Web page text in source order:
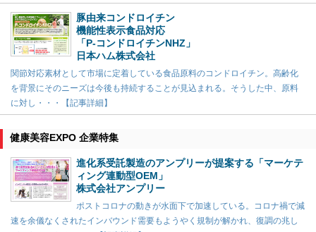
豚由来コンドロイチン
機能性表示食品対応
「P-コンドロイチンNHZ」
日本ハム株式会社
関節対応素材として市場に定着している食品原料のコンドロイチン。高齢化
を背景にそのニーズは今後も持続することが見込まれる。そうした中、原料
に対し・・・【記事詳細】
健康美容EXPO 企業特集
進化系受託製造のアンプリーが提案する「マーケテ
ィング連動型OEM」
株式会社アンプリー
ポストコロナの動きが水面下で加速している。コロナ禍で減
速を余儀なくされたインバウンド需要もようやく規制が解かれ、復調の兆し